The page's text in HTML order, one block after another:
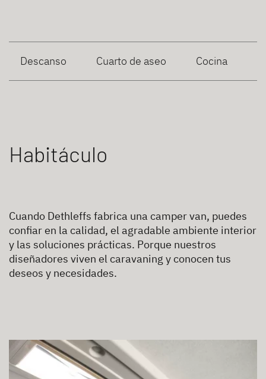
Descanso Cuarto de aseo Cocina
Habitáculo
Cuando Dethleffs fabrica una camper van, puedes
confiar en la calidad, el agradable ambiente interior
y las soluciones prácticas. Porque nuestros
diseñadores viven el caravaning y conocen tus
deseos y necesidades.